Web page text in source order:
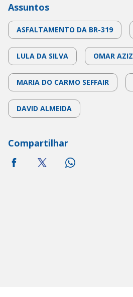
Assuntos
ASFALTAMENTO DA BR-319
LULA DA SILVA OMAR AZIZ
MARIA DO CARMO SEFFAIR
DAVID ALMEIDA
Compartilhar